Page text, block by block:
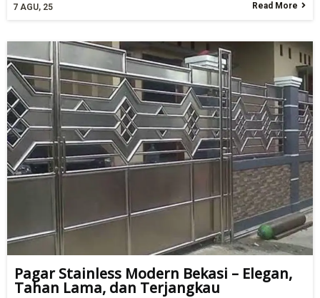
7 AGU, 25 Read More
Pagar Stainless Modern Bekasi – Elegan,
Tahan Lama, dan Terjangkau